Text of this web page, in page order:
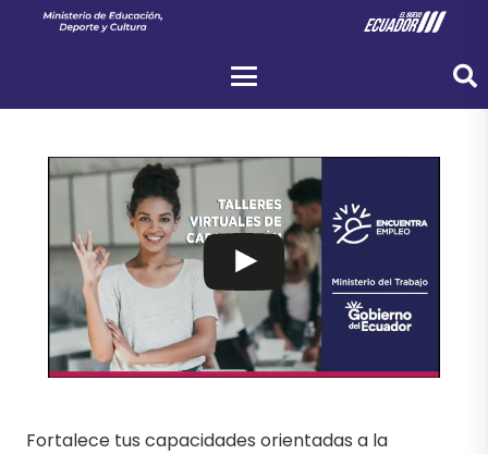
Fortalece tus capacidades orientadas a la